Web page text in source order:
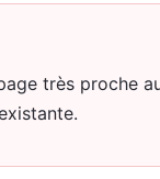
très proche